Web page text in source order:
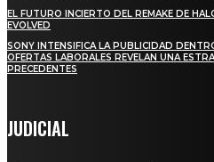
EL FUTURO INCIERTO DEL REMAKE DE
EVOLVED
SONY INTENSIFICA LA PUBLICIDAD
OFERTAS LABORALES REVELAN UNA
PRECEDENTES
JUDICIAL